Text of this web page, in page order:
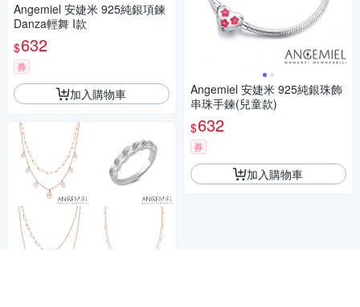
Angemiel 安婕米 925純銀項鍊
Danza輕舞 I款
$632
券
加入購物車
Angemiel 安婕米 925純銀珠飾
串珠手鍊(兒童款)
$632
券
加入購物車